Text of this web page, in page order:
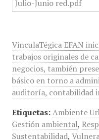
VinculaTégica EFAN
trabajos originales de
negocios, también
básico en torno a
auditoría, contabilidad
Etiquetas: Ambiente
Gestión ambiental,
Sustentabilidad,